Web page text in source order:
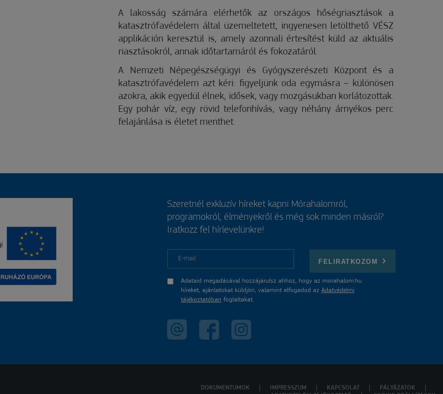
A lakosság számára elérhetők az országos hőségriasztások a
katasztrófavédelem által üzemeltetett, ingyenesen letölthető VÉSZ
applikáción keresztül is, amely azonnali értesítést küld az aktuális
riasztásokról, annak időtartamáról és fokozatáról.
A Nemzeti Népegészségügyi és Gyógyszerészeti Központ és a
katasztrófavédelem azt kéri: figyeljünk oda egymásra – különösen
azokra, akik egyedül élnek, idősek, vagy mozgásukban korlátozottak.
Egy pohár víz, egy rövid telefonhívás, vagy néhány árnyékos perc
felajánlása is életet menthet.
Szeretnél exkluzív híreket kapni Mórahalomról,
programokról, élményekről és még sok minden másról?
Iratkozz fel hírlevelünkre!
FELIRATKOZOM
Adataid megadásával hozzájárulsz ahhoz, hogy az morahalom.hu
híreket, ajánlatokat küldjön, valamint elfogadod az Adatvédelmi
tájékoztatóban foglaltakat.
DOKUMENTUMOK IMPRESSZUM KAPCSOLAT
PÁLYÁZATOK